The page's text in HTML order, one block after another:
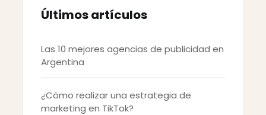
Últimos artículos
Las 10 mejores agencias de publicidad en
Argentina
¿Cómo realizar una estrategia de
marketing en TikTok?